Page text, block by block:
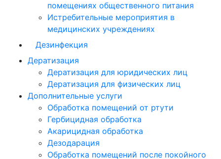
помещениях общественного питания
Истребительные мероприятия в
медицинских учреждениях
Дезинфекция
Дератизация
Дератизация для юридических лиц
Дератизация для физических лиц
Дополнительные услуги
Обработка помещений от ртути
Гербицидная обработка
Акарицидная обработка
Дезодарация
Обработка помещений после покойного